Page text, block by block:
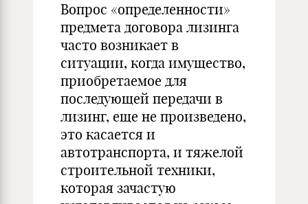
Вопрос «определенности»
предмета договора лизинга
часто возникает в
ситуации, когда имущество,
приобретаемое для
последующей передачи в
лизинг, еще не произведено,
это касается и
автотранспорта, и тяжелой
строительной техники,
которая зачастую